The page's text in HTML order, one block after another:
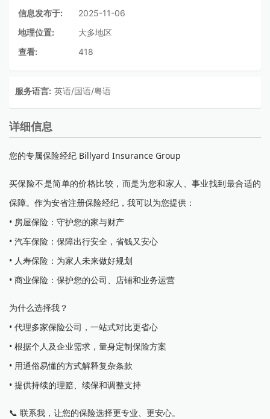
信息发布于:
2025-11-06
地理位置:
大多地区
查看:
418
服务语言: 英语/国语/粤语
详细信息
您的专属保险经纪 Billyard Insurance Group
买保险不是简单的价格比较，而是为您和家人、事业找到最合适的
保障。作为安省注册保险经纪，我可以为您提供：
• 房屋保险：守护您的家与财产
• 汽车保险：保障出行安全，省钱又安心
• 人寿保险：为家人未来做好规划
• 商业保险：保护您的公司、店铺和业务运营
为什么选择我？
• 代理多家保险公司，一站式对比更省心
• 根据个人及企业需求，量身定制保险方案
• 用通俗易懂的方式解释复杂条款
• 提供持续的理赔、续保和调整支持
📞 联系我，让您的保险选择更专业、更安心。